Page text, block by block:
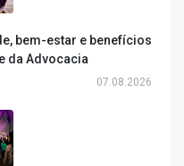
bem-estar e benefícios
da Advocacia
07.08.2026